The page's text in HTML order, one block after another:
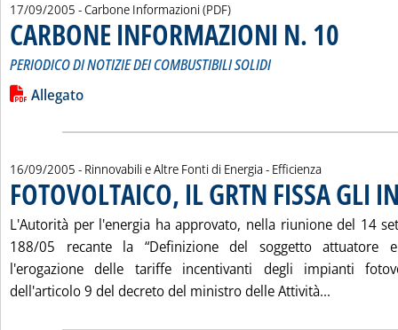
17/09/2005 - Carbone Informazioni (PDF)
CARBONE INFORMAZIONI N. 10
PERIODICO DI NOTIZIE DEI COMBUSTIBILI SOLIDI
Leggi tutta la notizia: 'CARBONE INFORMAZIONI N. 10'
Lista allegati PDF alla notizia
Allegato
16/09/2005 - Rinnovabili e Altre Fonti di Energia - Efficienza
FOTOVOLTAICO, IL GRTN FISSA GLI
L'Autorità per l'energia ha approvato, nella riunione del 14
188/05 recante la “Definizione del soggetto attuatore
l'erogazione delle tariffe incentivanti degli impianti
dell'articolo 9 del decreto del ministro delle Attività...